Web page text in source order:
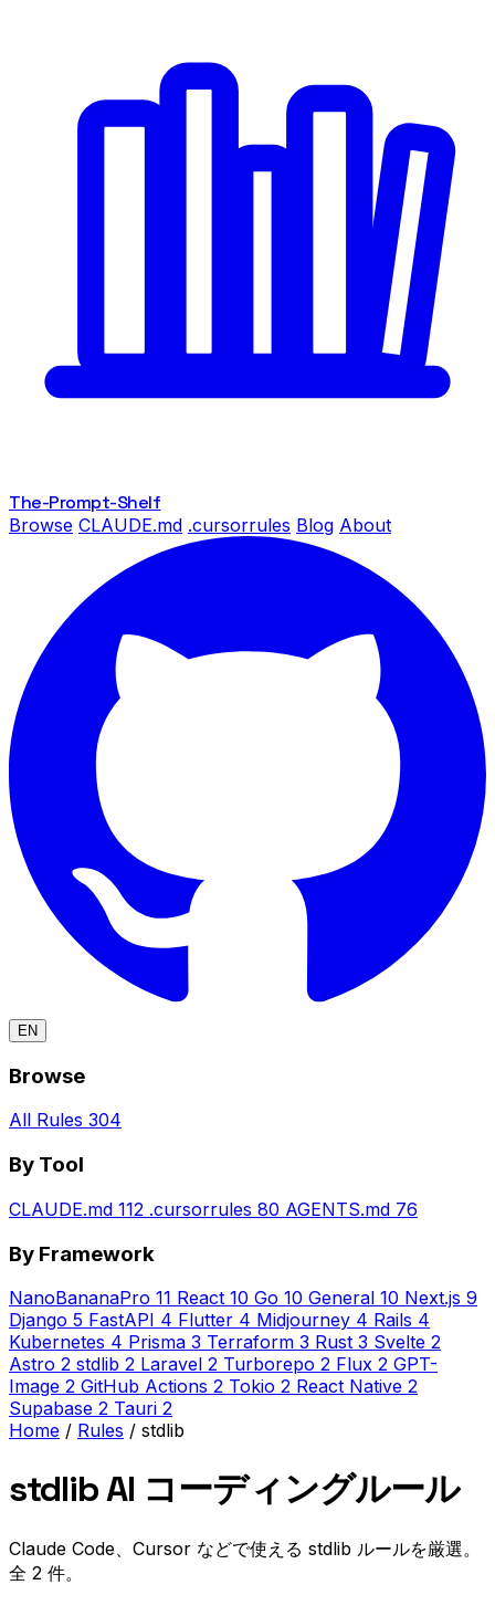
The-Prompt-Shelf
Browse CLAUDE.md .cursorrules Blog About
EN
Browse
All Rules 304
By Tool
CLAUDE.md 112 .cursorrules 80 AGENTS.md 76
By Framework
NanoBananaPro 11 React 10 Go 10 General 10 Next.js 9
Django 5 FastAPI 4 Flutter 4 Midjourney 4 Rails 4
Kubernetes 4 Prisma 3 Terraform 3 Rust 3 Svelte 2
Astro 2 stdlib 2 Laravel 2 Turborepo 2 Flux 2 GPT-
Image 2 GitHub Actions 2 Tokio 2 React Native 2
Supabase 2 Tauri 2
Home / Rules / stdlib
stdlib AI コーディングルール
Claude Code、Cursor などで使える stdlib ルールを厳選。
全 2 件。